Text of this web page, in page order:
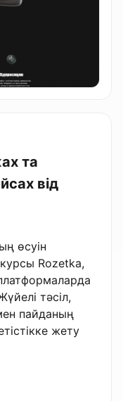
та
від
өсуін
Rozetka,
тәсіл,
пайданың
жету